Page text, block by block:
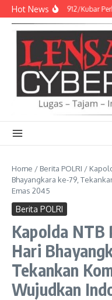
Lewati ke konten
Hot NewsKodim 0912/Kubar
Home / Berita POLRI /
Bhayangkara ke-79,
Emas 2045
Berita POLRI
Kapolda NTB
Hari
Tekankan
Wujudkan